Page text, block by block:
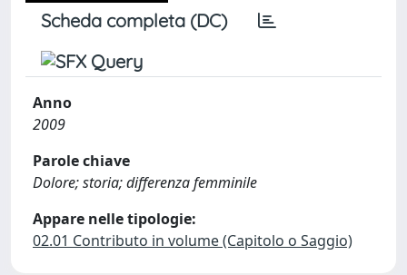
Scheda completa (DC)
Anno
2009
Parole chiave
Dolore; storia; differenza femminile
Appare nelle tipologie:
02.01 Contributo in volume (Capitolo o Saggio)